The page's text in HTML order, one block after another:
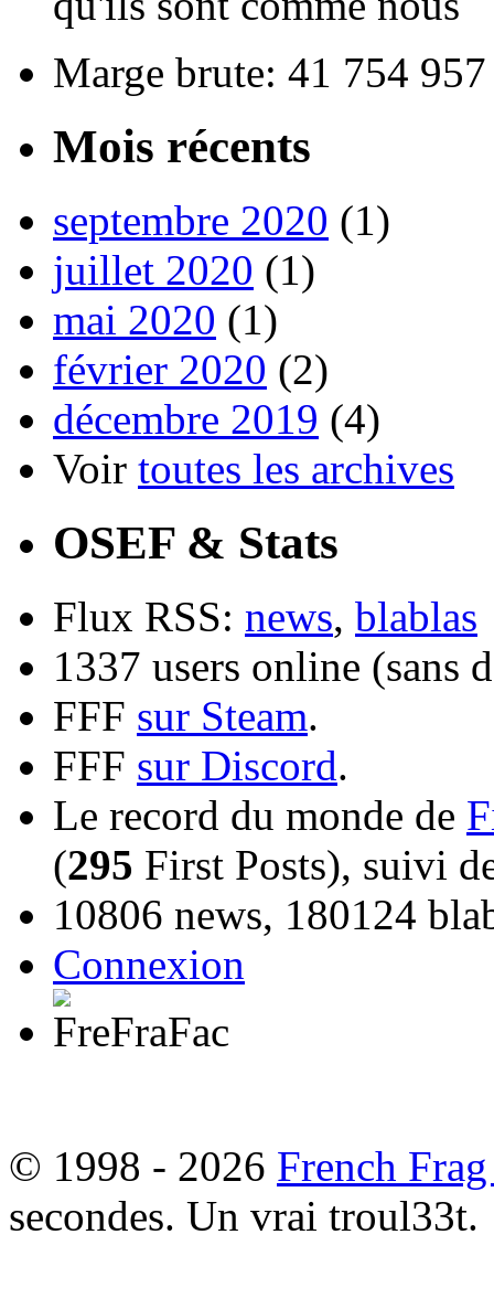
Marge brute: 41 754
Mois récents
septembre 2020 (1)
juillet 2020 (1)
mai 2020 (1)
février 2020 (2)
décembre 2019 (4)
Voir toutes les archives
OSEF & Stats
Flux RSS: news, blablas
1337 users online (sans
FFF sur Steam.
FFF sur Discord.
Le record du monde de
(295 First Posts), suivi
10806 news, 180124
Connexion
© 1998 - 2026 French
secondes. Un vrai troul33t.